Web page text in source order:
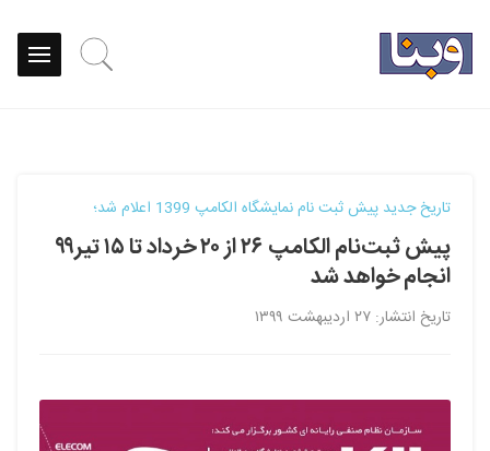
تاریخ جدید پیش ثبت نام نمایشگاه الکامپ 1399 اعلام شد؛
پیش ثبت‌نام الکامپ ۲۶ از ۲۰ خرداد تا ۱۵ تیر۹۹
انجام خواهد شد
تاریخ انتشار: ۲۷ اردیبهشت ۱۳۹۹